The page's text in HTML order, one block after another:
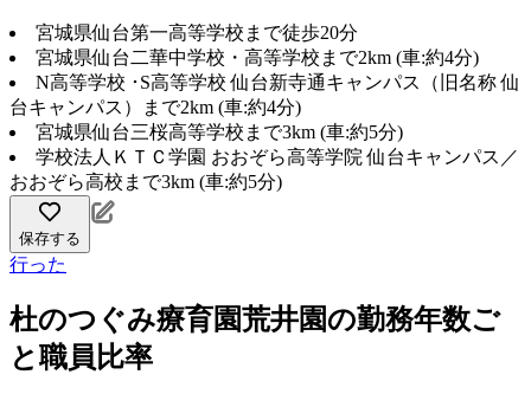
宮城県仙台第一高等学校まで徒歩20分
宮城県仙台二華中学校・高等学校まで2km (車:約4分)
N高等学校 ･S高等学校 仙台新寺通キャンパス（旧名称 仙
台キャンパス）まで2km (車:約4分)
宮城県仙台三桜高等学校まで3km (車:約5分)
学校法人ＫＴＣ学園 おおぞら高等学院 仙台キャンパス／
おおぞら高校まで3km (車:約5分)
保存する
行った
杜のつぐみ療育園荒井園の勤務年数ご
と職員比率